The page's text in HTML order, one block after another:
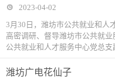
2023-04-02
3月30日，潍坊市公共就业和人
高密调研、督导潍坊市公共就
公共就业和人才服务中心党总支
​潍坊广电花仙子